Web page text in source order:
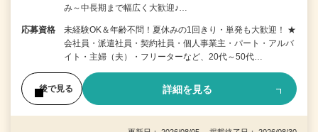
み～中長期まで幅広く大歓迎♪…
応募資格
未経験OK＆年齢不問！夏休みの1回きり・単発も大歓迎！ ★
会社員・派遣社員・契約社員・個人事業主・パート・アルバ
イト・主婦（夫）・フリーターなど、20代～50代…
後で見る 詳細を見る